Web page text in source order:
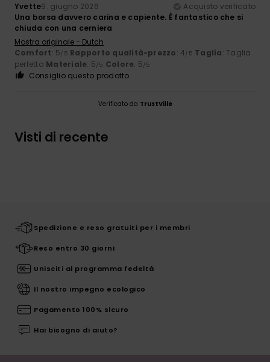
Yvette9. giugno 2026
Acquisto verificato
Una borsa davvero carina e capiente. È fantastico che si
chiuda con una cerniera
Mostra originale - Dutch
Comfort: 5/5 Rapporto qualità-prezzo: 4/5 Taglia: Taglia
perfetta Materiale: 5/5 Colore: 5/5
Consiglio questo prodotto
Verificato da TrustVille
Visti di recente
Spedizione e reso gratuiti per i membri
Reso entro 30 giorni
Unisciti al programma fedeltà
Il nostro impegno ecologico
Pagamento 100% sicuro
Hai bisogno di aiuto?